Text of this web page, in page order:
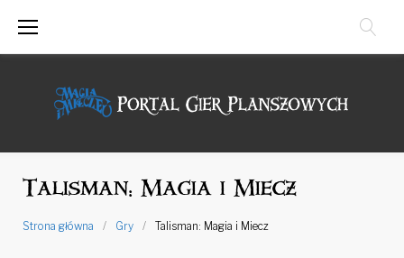
Talisman: Magia i Miecz
Strona główna / Gry / Talisman: Magia i Miecz